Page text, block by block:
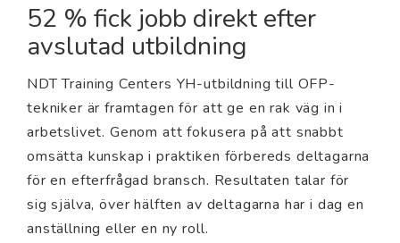
52 % fick jobb direkt efter
avslutad utbildning
NDT Training Centers YH-utbildning till OFP-
tekniker är framtagen för att ge en rak väg in i
arbetslivet. Genom att fokusera på att snabbt
omsätta kunskap i praktiken förbereds deltagarna
för en efterfrågad bransch. Resultaten talar för
sig själva, över hälften av deltagarna har i dag en
anställning eller en ny roll.